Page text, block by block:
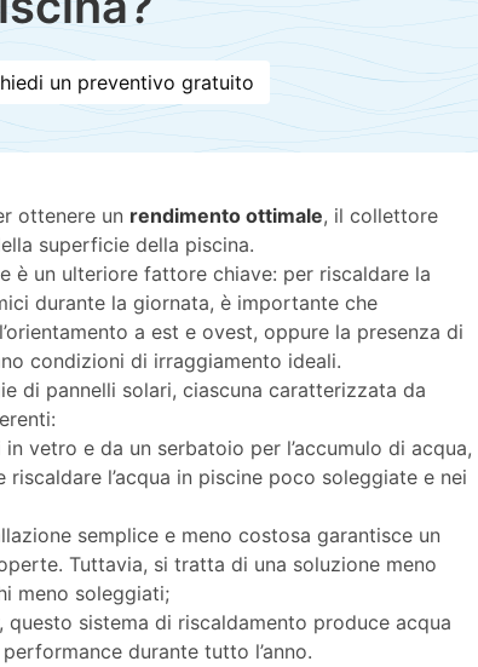
un preventivo gratuito
ottenere un rendimento ottimale, il collettore
superficie della piscina.
è un ulteriore fattore chiave: per riscaldare la
durante la giornata, è importante che
a est e ovest, oppure la presenza di
condizioni di irraggiamento ideali.
di pannelli solari, ciascuna caratterizzata da
vetro e da un serbatoio per l’accumulo di acqua,
l’acqua in piscine poco soleggiate e nei
semplice e meno costosa garantisce un
Tuttavia, si tratta di una soluzione meno
meno soleggiati;
questo sistema di riscaldamento produce acqua
durante tutto l’anno.